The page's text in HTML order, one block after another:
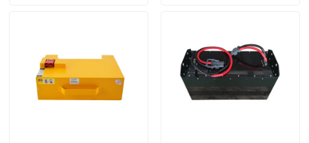
Au sujet de nous